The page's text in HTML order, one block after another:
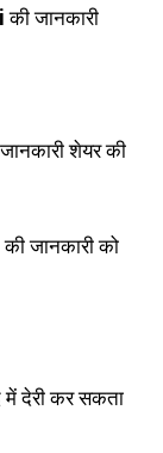
की जानकारी
शेयर की
की जानकारी को
में देरी कर सकता